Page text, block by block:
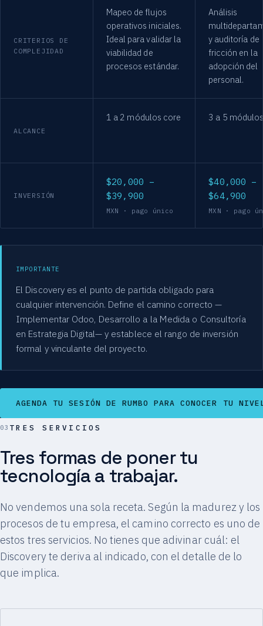
CRITERIOS DE
COMPLEJIDAD
Mapeo de flujos
operativos iniciales.
Ideal para validar la
viabilidad de
procesos estándar.
Análisis
y auditoría de
fricción en la
adopción del
personal.
ALCANCE
1 a 2 módulos core 3 a 5
INVERSIÓN
$20,000 –
$39,900
MXN · pago único
$40,000 –
$64,900
MXN · pago
IMPORTANTE
El Discovery es el punto de partida obligado para
cualquier intervención. Define el camino correcto —
Implementar Odoo, Desarrollo a la Medida o Consultoría
en Estrategia Digital— y establece el rango de inversión
formal y vinculante del proyecto.
AGENDA TU SESIÓN DE RUMBO PARA CONOCER TU
TRES SERVICIOS
Tres formas de poner tu
tecnología a trabajar.
No vendemos una sola receta. Según la madurez y los
procesos de tu empresa, el camino correcto es uno de
estos tres servicios. No tienes que adivinar cuál: el
Discovery te deriva al indicado, con el detalle de lo
que implica.